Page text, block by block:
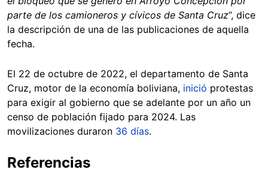
parte de los camioneros y cívicos de Santa Cruz”, dice
la descripción de una de las publicaciones de aquella
fecha.
El 22 de octubre de 2022, el departamento de Santa
Cruz, motor de la economía boliviana, inició protestas
para exigir al gobierno que se adelante por un año un
censo de población fijado para 2024. Las
movilizaciones duraron 36 días.
Referencias